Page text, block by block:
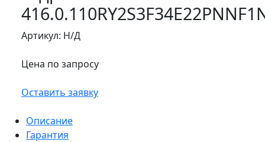
Артикул: Н/Д
Цена по запросу
Оставить заявку
Описание
Гарантия